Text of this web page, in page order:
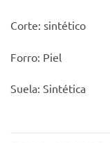
Corte: sintético
Forro: Piel
Suela: Sintética